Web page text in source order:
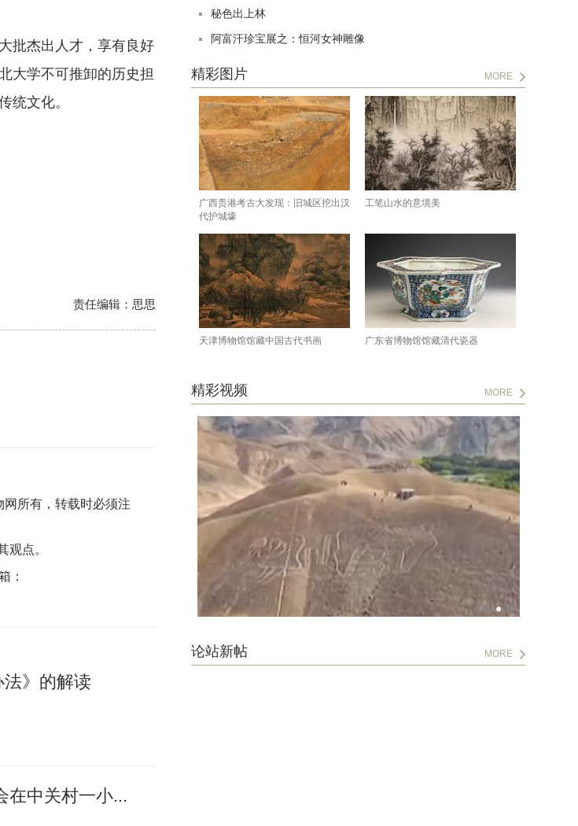
批杰出人才，享有良好
大学不可推卸的历史担
统文化。
责任编辑：思思
网所有，转载时必须注
观点。
：
》的解读
在中关村一小...
秘色出上林
阿富汗珍宝展之：恒河女神雕像
精彩图片 MORE
广西贵港考古大发现：旧城区挖出汉
代护城壕
工笔山水的意境美
天津博物馆馆藏中国古代书画 广东省博物馆馆藏清代瓷器
精彩视频 MORE
论站新帖 MORE